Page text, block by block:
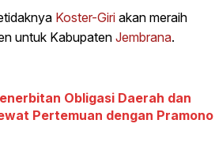
Koster-Giri akan meraih
untuk KabupatenJembrana.
Obligasi Daerah dan
Pertemuan dengan Pramono